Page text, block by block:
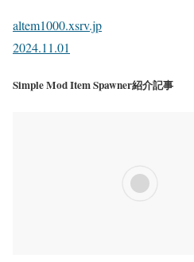
altem1000.xsrv.jp
2024.11.01
Simple Mod Item Spawner紹介記事